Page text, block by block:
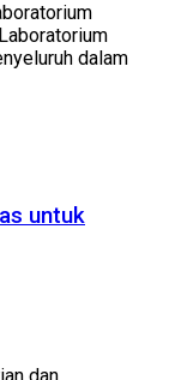
dalam
untuk